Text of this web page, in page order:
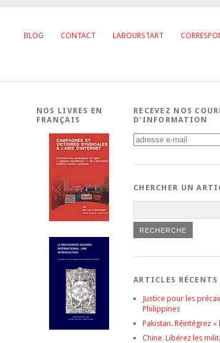
BLOG CONTACT LABOURSTART
NOS LIVRES EN
FRANÇAIS
RECEVEZ NOS
D’INFORMATION
CHERCHER UN
ARTICLES RÉCENTS
Justice pour les
Philippines
Pakistan. Réintégrez «
Chine. Libérez les